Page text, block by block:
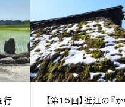
行
【第15回】近江の『